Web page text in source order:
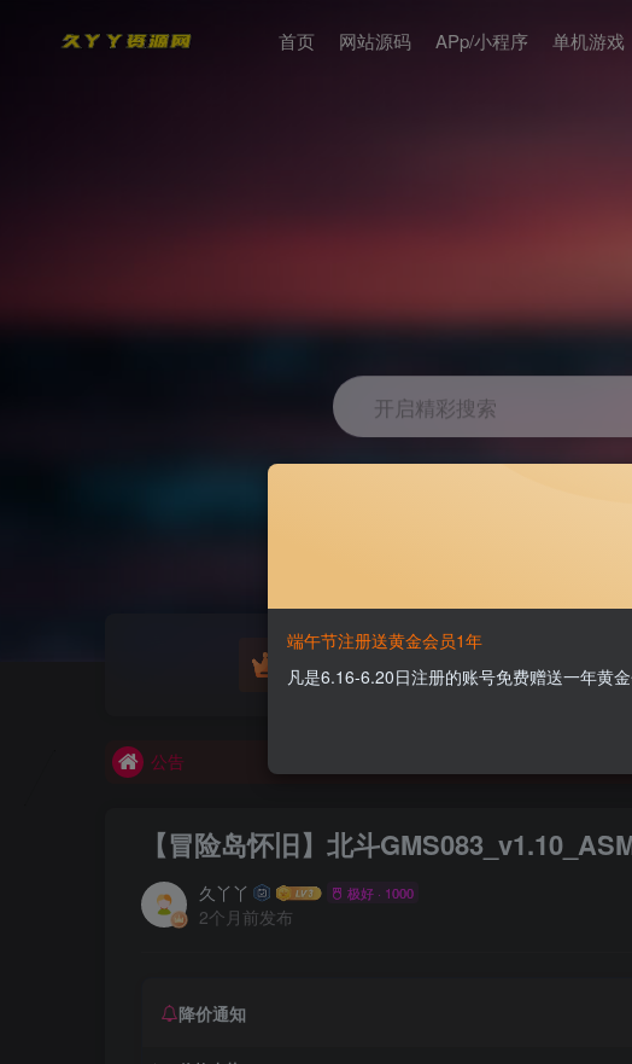
首页 网站源码 APp/小程序 单机游戏
开启精彩搜索
游戏源码 单
欢迎大家无偿赞助！
欢迎大家无偿赞助！
【冒险岛怀旧】北斗
久丫丫 极好 · 1000
2个月前发布
降价通知
端午节注册送黄金会员1年
凡是6.16-6.20日注册的账号免费赠送一年黄金